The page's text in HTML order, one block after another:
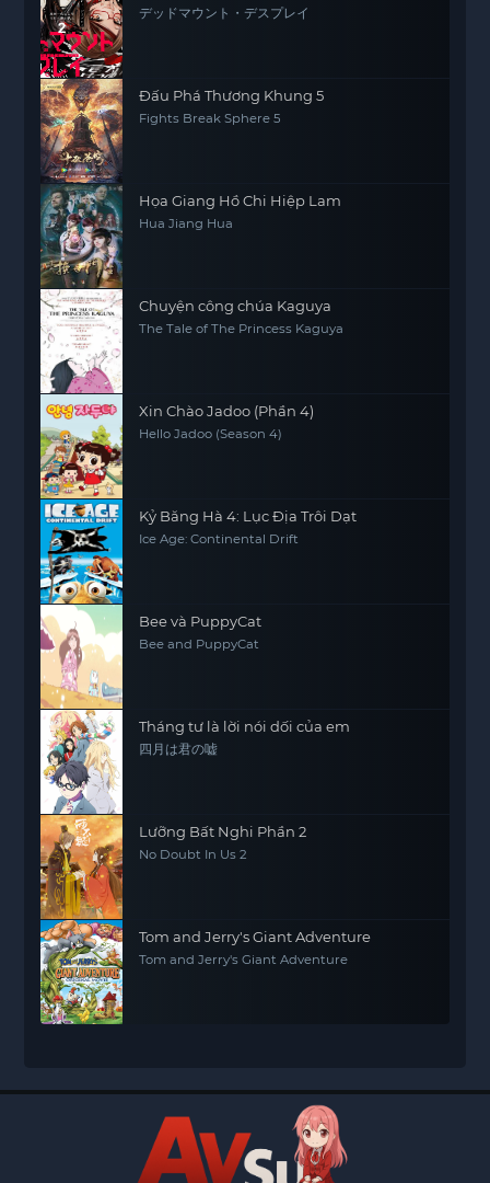
デッドマウント・デスプレイ
Đấu Phá Thương Khung 5
Fights Break Sphere 5
Họa Giang Hồ Chi Hiệp Lam
Hua Jiang Hua
Chuyện công chúa Kaguya
The Tale of The Princess Kaguya
Xin Chào Jadoo (Phần 4)
Hello Jadoo (Season 4)
Kỷ Băng Hà 4: Lục Địa Trôi Dạt
Ice Age: Continental Drift
Bee và PuppyCat
Bee and PuppyCat
Tháng tư là lời nói dối của em
四月は君の嘘
Lưỡng Bất Nghi Phần 2
No Doubt In Us 2
Tom and Jerry's Giant Adventure
Tom and Jerry's Giant Adventure